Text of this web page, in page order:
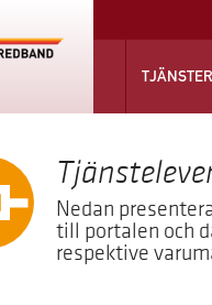
TJÄNSTER
Nedan
till portalen och
respektive